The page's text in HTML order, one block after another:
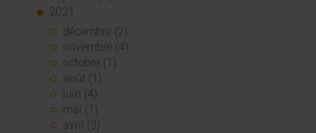
2021
décembre (2)
novembre (4)
octobre (1)
août (1)
juin (4)
mai (1)
avril (3)